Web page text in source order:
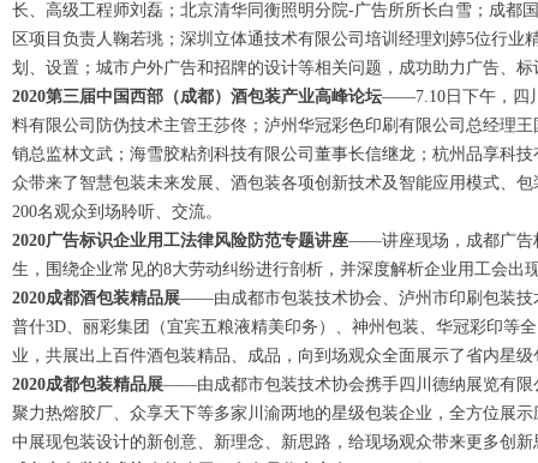
长、高级工程师刘磊；北京清华同衡照明分院-广告所所长白雪；成都
区项目负责人鞠若珧；深圳立体通技术有限公司培训经理刘婷5位行
划、设置；城市户外广告和招牌的设计等相关问题，成功助力广告、
2020第三届中国西部（成都）酒包装产业高峰论坛——7.10日下午，四
料有限公司防伪技术主管王莎佟；泸州华冠彩色印刷有限公司总经理
销总监林文武；海雪胶粘剂科技有限公司董事长信继龙；杭州品享科
众带来了智慧包装未来发展、酒包装各项创新技术及智能应用模式、
200名观众到场聆听、交流。
2020广告标识企业用工法律风险防范专题讲座——讲座现场，成都广告
生，围绕企业常见的8大劳动纠纷进行剖析，并深度解析企业用工会出
2020成都酒包装精品展——由成都市包装技术协会、泸州市印刷包装技
普什3D、丽彩集团（宜宾五粮液精美印务）、神州包装、华冠彩印等
业，共展出上百件酒包装精品、成品，向到场观众全面展示了省内星
2020成都包装精品展——由成都市包装技术协会携手四川德纳展览有限
聚力热熔胶厂、众享天下等多家川渝两地的星级包装企业，全方位展
中展现包装设计的新创意、新理念、新思路，给现场观众带来更多创新